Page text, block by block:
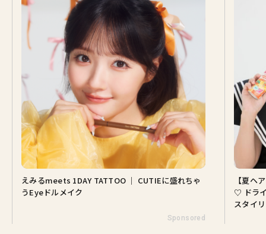
えみるmeets 1DAY TATTOO ｜ CUTIEに盛れちゃ
うEyeドルメイク
Sponsored
【夏ヘ
♡ ドラ
スタイ